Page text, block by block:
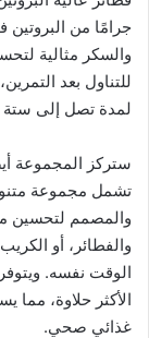
جرامًا من
والسكر مثالية
للتناول بعد
لمدة تصل إلى ستة
تشمل مجموعة
والمصمم لتحسين
والفطائر، أو
الوقت نفسه.
الأكثر حلاوة، مما
غذائي صحي.